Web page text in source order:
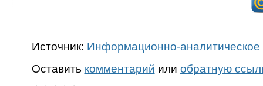
Источник: Информационно-аналитическое
Оставить комментарий или обратную